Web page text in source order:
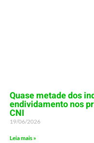
Quase metade dos
endividamento nos
CNI
19/06/2026
Leia mais »